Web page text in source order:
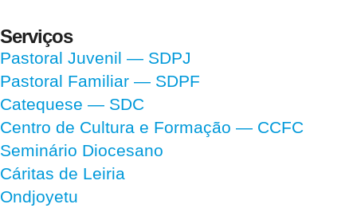
Serviços
Pastoral Juvenil — SDPJ
Pastoral Familiar — SDPF
Catequese — SDC
Centro de Cultura e Formação — CCFC
Seminário Diocesano
Cáritas de Leiria
Ondjoyetu